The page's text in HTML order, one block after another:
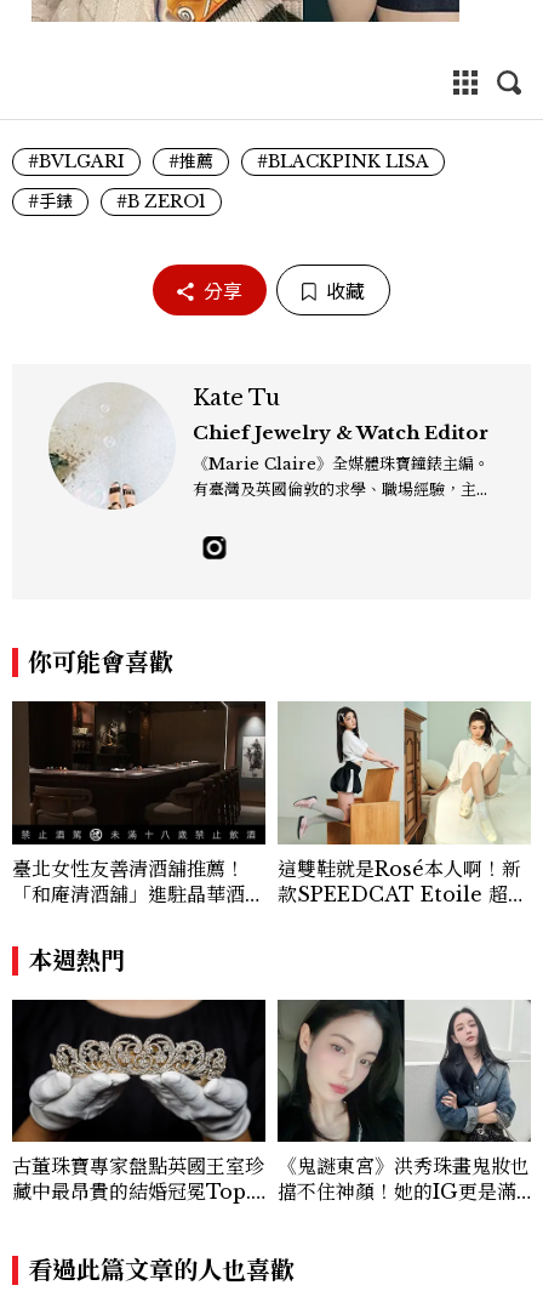
#BVLGARI #推薦
#BLACKPINK LISA
#手錶
#B ZERO1
分享 收藏
Kate Tu
Chief Jewelry & Watch Editor
《Marie Claire》全媒體珠寶鐘錶主編。
有臺灣及英國倫敦的求學、職場經驗，主修
佳人》編輯工作內容，包括錶展等國際活動
採訪、珠寶市場動態等專題，及視覺拍攝執
你可能會喜歡
臺北女性友善清酒舖推薦！
「和庵清酒舖」進駐晶華酒
180元起輕鬆微醺
這雙鞋就是Rosé本人啊！新
款SPEEDCAT Etoile 超級
本週熱門
古董珠寶專家盤點英國王室珍
藏中最昂貴的結婚冠冕Top.
《鬼謎東宮》洪秀珠畫鬼妝也
擋不住神顏！她的IG更是滿
看過此篇文章的人也喜歡